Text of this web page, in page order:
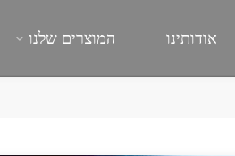
אודותינו המוצרים שלנו